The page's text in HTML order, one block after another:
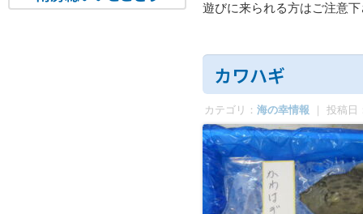
遊びに来られる方はご注意
カワハギ
カテゴリ： 海の幸情報 ｜ 投稿日